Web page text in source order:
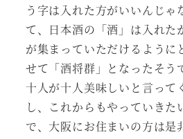
う字は入れた方がいいんじゃ
て、日本酒の「酒」は入れた
が集まっていただけるように
せて「酒将群」となったそう
十人が十人美味しいと言って
し、これからもやっていきた
で、大阪にお住まいの方は是